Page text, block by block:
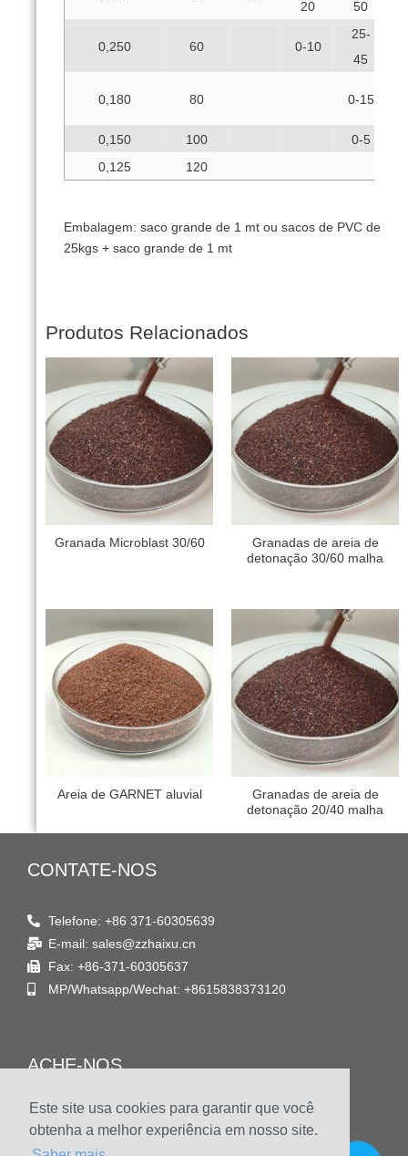
Este site usa cookies para garantir que você
obtenha a melhor experiência em nosso site.
20
50
0,250 60 0-10
25-
45
0,180 80 0-15
0,150
100 0-5
0,125
120
Embalagem: saco grande de 1 mt ou sacos de PVC de
25kgs + saco grande de 1 mt
Produtos Relacionados
Granada Microblast 30/60
Granadas de areia de
detonação 30/60 malha
Areia de GARNET aluvial
Granadas de areia de
detonação 20/40 malha
CONTATE-NOS
Telefone: +86 371-60305639
E-mail: sales@zzhaixu.cn
Fax: +86-371-60305637
MP/Whatsapp/Wechat: +8615838373120
ACHE-NOS
Endereço
Sala 1903, Yaxing Times Plaza, Songshan South Road,